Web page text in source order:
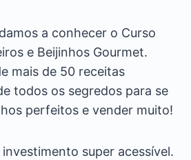
a conhecer o Curso
e Beijinhos Gourmet.
mais de 50 receitas
todos os segredos para se
perfeitos e vender muito!
super acessível.